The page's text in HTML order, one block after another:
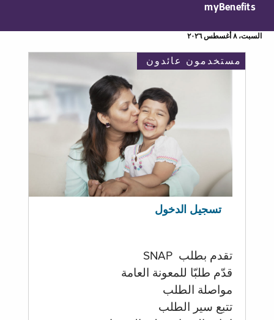
myBenefits
السبت، ٨ أغسطس ٢٠٢٦
مستخدمون عائدون
تسجيل الدخول
تقدم بطلب SNAP
قدّم طلبّا للمعونة العامة
مواصلة الطلب
تتبع سير الطلب